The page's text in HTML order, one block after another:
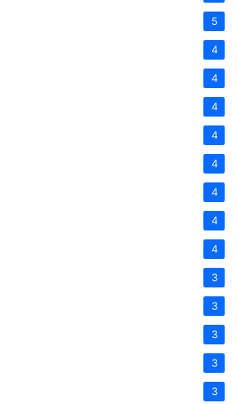
5
4
4
4
4
4
4
4
4
3
3
3
3
3